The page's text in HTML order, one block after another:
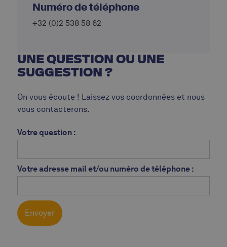
Numéro de téléphone
+32 (0)2 538 58 62
UNE QUESTION OU UNE
SUGGESTION ?
On vous écoute ! Laissez vos coordonnées et nous
vous contacterons.
Votre question :
Votre adresse mail et/ou numéro de téléphone :